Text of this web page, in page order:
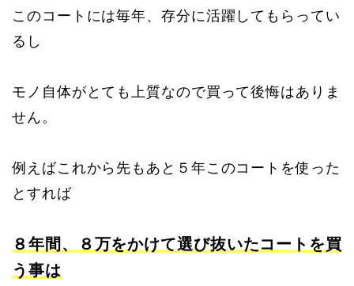
このコートには毎年、存分に活躍してもらってい
るし
モノ自体がとても上質なので買って後悔はありま
せん。
例えばこれから先もあと５年このコートを使った
とすれば
８年間、８万をかけて選び抜いたコートを買
う事は